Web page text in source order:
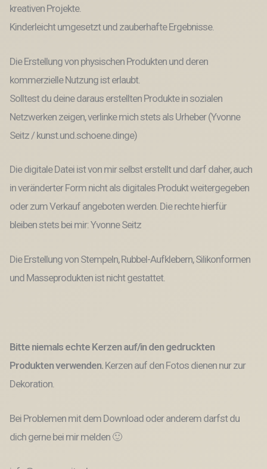
kreativen Projekte.
Kinderleicht umgesetzt und zauberhafte Ergebnisse.
Die Erstellung von physischen Produkten und deren
kommerzielle Nutzung ist erlaubt.
Solltest du deine daraus erstellten Produkte in sozialen
Netzwerken zeigen, verlinke mich stets als Urheber (Yvonne
Seitz / kunst.und.schoene.dinge)
Die digitale Datei ist von mir selbst erstellt und darf daher, auch
in veränderter Form nicht als digitales Produkt weitergegeben
oder zum Verkauf angeboten werden. Die rechte hierfür
bleiben stets bei mir: Yvonne Seitz
Die Erstellung von Stempeln, Rubbel-Aufklebern, Silikonformen
und Masseprodukten ist nicht gestattet.
Bitte niemals echte Kerzen auf/in den gedruckten
Produkten verwenden. Kerzen auf den Fotos dienen nur zur
Dekoration.
Bei Problemen mit dem Download oder anderem darfst du
dich gerne bei mir melden 🙂